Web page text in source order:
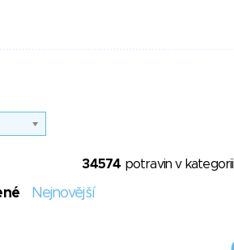
34574 potravin v kategorii
Nejnovější